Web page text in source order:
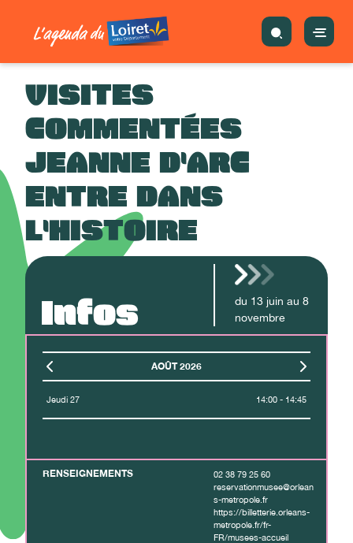
VISITES
COMMENTÉES
JEANNE D'ARC
ENTRE DANS
L'HISTOIRE
Infos du 13 juin au 8
novembre
AOÛT 2026
Jeudi 27 14:00 - 14:45
RENSEIGNEMENTS
02 38 79 25 60
reservationmusee@orlean
s-metropole.fr
https://billetterie.orleans-
metropole.fr/fr-
FR/musees-accueil